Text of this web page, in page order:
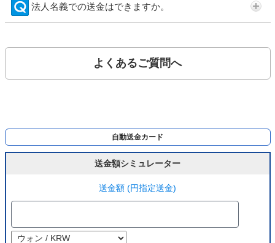
法人名義での送金はできますか。
よくあるご質問へ
自動送金カード
送金額シミュレーター
送金額 (円指定送金)